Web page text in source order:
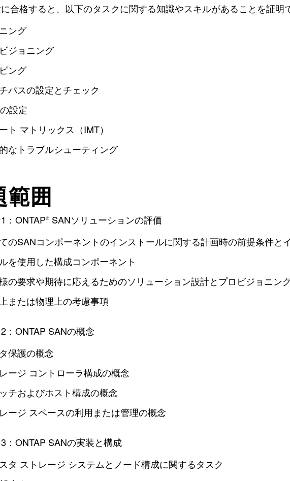
合格すると、以下のタスクに関する知識やスキルがあることを証明
ング
ジョニング
ング
パスの設定とチェック
設定
ト マトリックス（IMT）
なトラブルシューティング
範囲
：ONTAP®SANソリューションの評価
のSANコンポーネントのインストールに関する計画時の前提条件と
を使用した構成コンポーネント
の要求や期待に応えるためのソリューション設計とプロビジョニン
または物理上の考慮事項
：ONTAP SANの概念
保護の概念
ージ コントローラ構成の概念
チおよびホスト構成の概念
ージ スペースの利用または管理の概念
3：ONTAP SANの実装と構成
タ ストレージ システムとノード構成に関するタスク